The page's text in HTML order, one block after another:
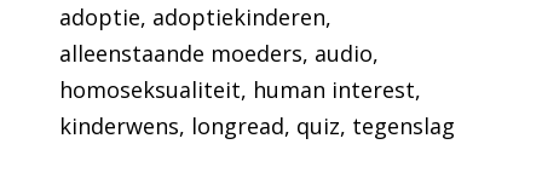
adoptie, adoptiekinderen
alleenstaande moeders, audio
homoseksualiteit, human interest
kinderwens, longread, quiz, tegenslag